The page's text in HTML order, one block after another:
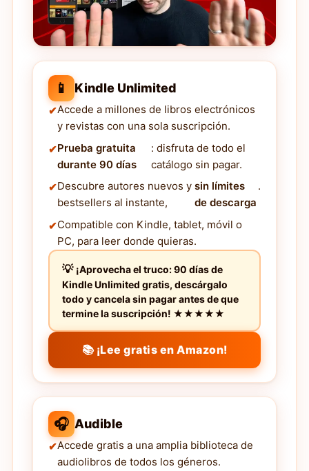
📱 Kindle Unlimited
Accede a millones de libros electrónicos
y revistas con una sola suscripción.
Prueba gratuita
durante 90 días
: disfruta de todo el
catálogo sin pagar.
Descubre autores nuevos y
bestsellers al instante,
sin límites
de descarga
.
Compatible con Kindle, tablet, móvil o
PC, para leer donde quieras.
¡Aprovecha el truco: 90 días de
Kindle Unlimited gratis, descárgalo
todo y cancela sin pagar antes de que
termine la suscripción! ★★★★★
📚 ¡Lee gratis en Amazon!
🎧 Audible
Accede gratis a una amplia biblioteca de
audiolibros de todos los géneros.